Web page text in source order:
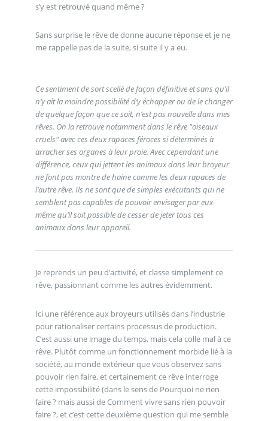
s’y est retrouvé quand même ?
Sans surprise le rêve de donne aucune réponse et je ne
me rappelle pas de la suite, si suite il y a eu.
Ce sentiment de sort scellé de façon définitive et sans qu’il
n’y ait la moindre possibilité d’y échapper ou de le changer
de quelque façon que ce soit, n’est pas nouvelle dans mes
rêves. On la retrouve notamment dans le rêve "oiseaux
cruels" avec ces deux rapaces féroces si déterminés à
arracher ses organes à leur proie. Avec cependant une
différence, ceux qui jettent les animaux dans leur broyeur
ne font pas montre de haine comme les deux rapaces de
l’autre rêve. Ils ne sont que de simples exécutants qui ne
semblent pas capables de pouvoir envisager par eux-
même qu’il soit possible de cesser de jeter tous ces
animaux dans leur appareil.
Je reprends un peu d’activité, et classe simplement ce
rêve, passionnant comme les autres évidemment.
Ici une référence aux broyeurs utilisés dans l’industrie
pour rationaliser certains processus de production.
C’est aussi une image du temps, mais cela colle mal à ce
rêve. Plutôt comme un fonctionnement morbide lié à la
société, au monde extérieur que vous observez sans
pouvoir rien faire, et certainement ce rêve interroge
cette impossibilité (dans le sens de Pourquoi ne rien
faire ? mais aussi de Comment vivre sans rien pouvoir
faire ?, et c’est cette deuxième question qui me semble